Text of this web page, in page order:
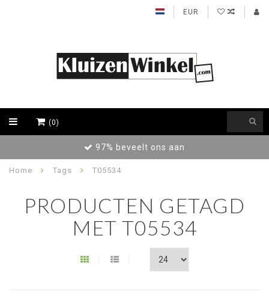
EUR
(0)
97% beveelt ons aan
Home Tags T05534
PRODUCTEN GETAGD
MET T05534